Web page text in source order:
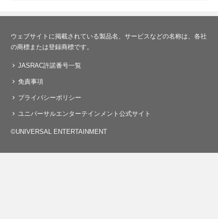
ウェブサイトに掲載されている製品名、サービスなどの名称は、各社
の商標または登録商標です。
JASRAC許諾番号一覧
免責事項
プライバシーポリシー
ユニバーサルエンターテインメント公式サイト
©UNIVERSAL ENTERTAINMENT